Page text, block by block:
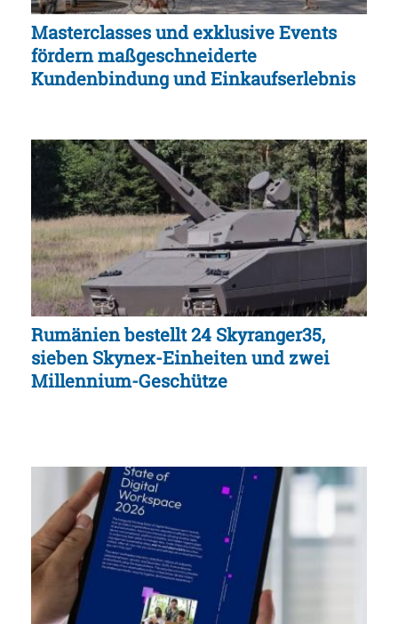
Masterclasses und exklusive Events
fördern maßgeschneiderte
Kundenbindung und Einkaufserlebnis
Rumänien bestellt 24 Skyranger35,
sieben Skynex-Einheiten und zwei
Millennium-Geschütze